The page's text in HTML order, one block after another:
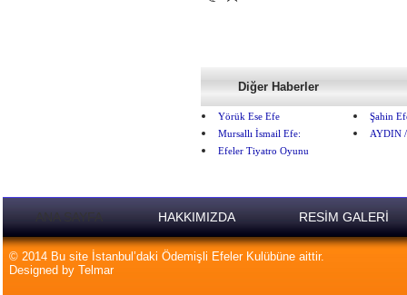
Diğer Haberler
Yörük Ese Efe
Şahin
Mursallı İsmail Efe:
AYDIN
Efeler Tiyatro Oyunu
ANA SAYFA HAKKIMIZDA RESİM GALERİ
© 2014 Bu site İstanbul’daki Ödemişli Efeler Kulübüne aittir.
Designed by Telmar